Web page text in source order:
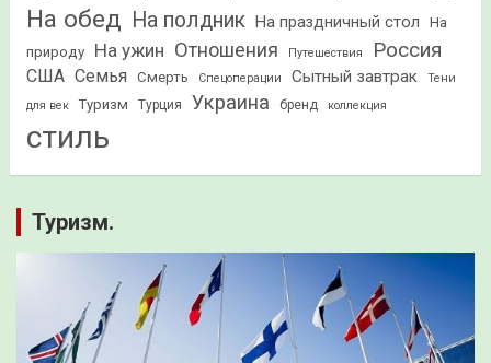
На обед На полдник На праздничный стол
На
природу
На ужин Отношения Путешествия Россия
США Семья Смерть Спецоперации Сытный завтрак
Тени
для век
Туризм Турция Украина бренд коллекция
стиль
Туризм.